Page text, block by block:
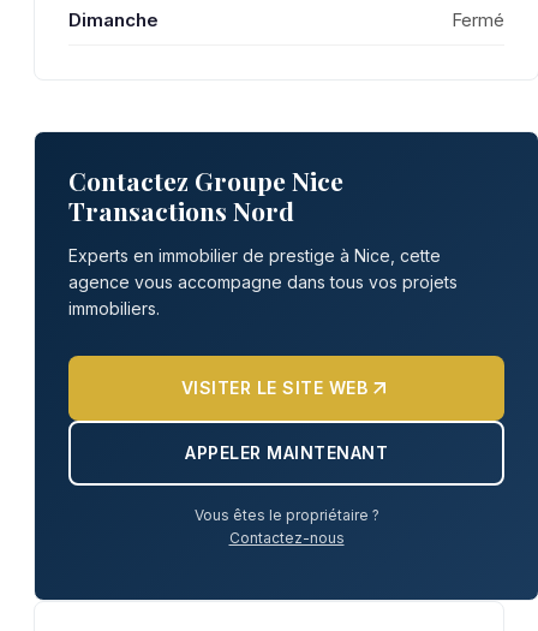
Dimanche Fermé
Contactez Groupe Nice
Transactions Nord
Experts en immobilier de prestige à Nice, cette
agence vous accompagne dans tous vos projets
immobiliers.
VISITER LE SITE WEB
APPELER MAINTENANT
Vous êtes le propriétaire ?
Contactez-nous